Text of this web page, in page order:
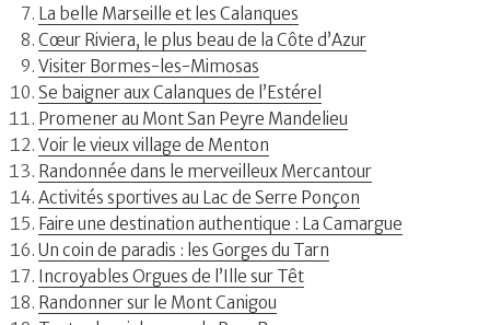
La belle Marseille et les Calanques
Cœur Riviera, le plus beau de la Côte d’Azur
Visiter Bormes-les-Mimosas
Se baigner aux Calanques de l’Estérel
Promener au Mont San Peyre Mandelieu
Voir le vieux village de Menton
Randonnée dans le merveilleux Mercantour
Activités sportives au Lac de Serre Ponçon
Faire une destination authentique : La Camargue
Un coin de paradis : les Gorges du Tarn
Incroyables Orgues de l’Ille sur Têt
Randonner sur le Mont Canigou